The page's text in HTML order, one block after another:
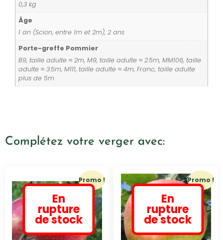
0,3 kg
Âge
1 an (Scion, entre 1m et 2m), 2 ans
Porte-greffe Pommier
B9, taille adulte ≈ 2m, M9, taille adulte ≈ 2.5m, MM106, taille
adulte ≈ 3.5m, M111, taille adulte ≈ 4m, Franc, taille adulte
plus de 5m
Complétez votre verger avec:
En
rupture
de stock
Promo !
En
rupture
de stock
Promo !